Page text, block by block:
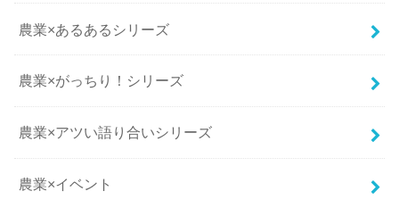
農業×あるあるシリーズ
農業×がっちり！シリーズ
農業×アツい語り合いシリーズ
農業×イベント